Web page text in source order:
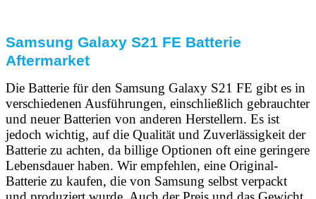
Samsung Galaxy S21 FE Batterie
Aftermarket
Die Batterie für den Samsung Galaxy S21 FE gibt es in
verschiedenen Ausführungen, einschließlich gebrauchter
und neuer Batterien von anderen Herstellern. Es ist
jedoch wichtig, auf die Qualität und Zuverlässigkeit der
Batterie zu achten, da billige Optionen oft eine geringere
Lebensdauer haben. Wir empfehlen, eine Original-
Batterie zu kaufen, die von Samsung selbst verpackt